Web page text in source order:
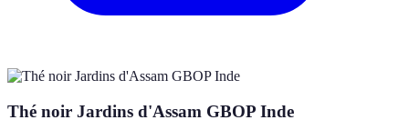
Thé noir Jardins d'Assam GBOP Inde